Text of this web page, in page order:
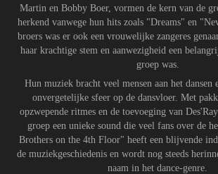
Martin en Bobby Boer, vormen de kern van de
herkend vanwege hun hits zoals "Dreams" en
broers was er ook een vrouwelijke zangeres
haar krachtige stem en aanwezigheid een
groep was.
Hun muziek bracht veel mensen aan het dansen
onvergetelijke sfeer op de dansvloer. Met
opzwepende ritmes en de toevoeging van
groep een unieke sound die veel fans over de
Brothers on the 4th Floor" heeft een blijvende
de muziekgeschiedenis en wordt nog steeds
naam in het dance-genre.